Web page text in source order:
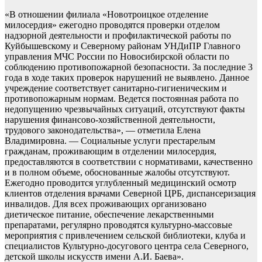
«В отношении филиала «Новотроицкое отделение
милосердия» ежегодно проводятся проверки отделом
надзорной деятельности и профилактической работы по
Куйбышевскому и Северному районам УНДиПР Главного
управления МЧС России по Новосибирской области по
соблюдению противопожарной безопасности. За последние 3
года в ходе таких проверок нарушений не выявлено. Данное
учреждение соответствует санитарно-гигиеническим и
противопожарным нормам. Ведется постоянная работа по
недопущению чрезвычайных ситуаций, отсутствуют факты
нарушения финансово-хозяйственной деятельности,
трудового законодательства», — отметила Елена
Владимировна. — Социальные услуги престарелым
гражданам, проживающим в отделении милосердия,
предоставляются в соответствии с нормативами, качественно
и в полном объеме, обоснованные жалобы отсутствуют.
Ежегодно проводится углубленный медицинский осмотр
клиентов отделения врачами Северной ЦРБ, диспансеризация
инвалидов. Для всех проживающих организовано
диетическое питание, обеспечение лекарственными
препаратами, регулярно проводятся культурно-массовые
мероприятия с привлечением сельской библиотеки, клуба и
специалистов Культурно-досугового центра села Северного,
детской школы искусств имени А.И. Баева».